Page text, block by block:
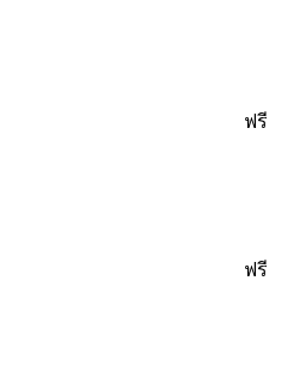
ฟรี
ฟรี